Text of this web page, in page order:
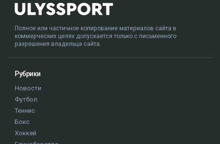
Полное или частичное копирование материалов сайта в
коммерческих целях допускается только с письменного
разрешения владельца сайта.
Рубрики
Новости
Футбол
Теннис
Бокс
Хоккей